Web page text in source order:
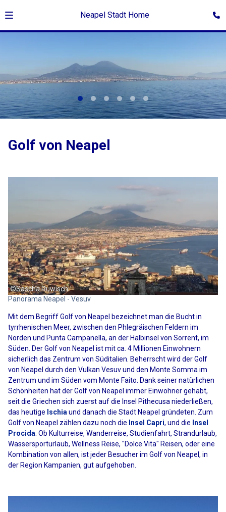
Neapel Stadt Home
Golf von Neapel
©Sascha Ruwisch
Panorama Neapel - Vesuv
Mit dem Begriff Golf von Neapel bezeichnet man die Bucht in
tyrrhenischen Meer, zwischen den Phlegräischen Feldern im
Norden und Punta Campanella, an der Halbinsel von Sorrent, im
Süden. Der Golf von Neapel ist mit ca. 4 Millionen Einwohnern
sicherlich das Zentrum von Süditalien. Beherrscht wird der Golf
von Neapel durch den Vulkan Vesuv und den Monte Somma im
Zentrum und im Süden vom Monte Faito. Dank seiner natürlichen
Schönheiten hat der Golf von Neapel immer Einwohner gehabt,
seit die Griechen sich zuerst auf die Insel Pithecusa niederließen,
das heutige Ischiaund danach die Stadt Neapel gründeten. Zum
Golf von Neapel zählen dazu noch die Insel Capri, und die Insel
Procida. Ob Kulturreise, Wanderreise, Studienfahrt, Strandurlaub,
Wassersporturlaub, Wellness Reise, "Dolce Vita" Reisen, oder eine
Kombination von allen, ist jeder Besucher im Golf von Neapel, in
der Region Kampanien, gut aufgehoben.